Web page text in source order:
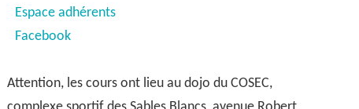
Espace adhérents
Facebook
Attention, les cours ont lieu au dojo du COSEC,